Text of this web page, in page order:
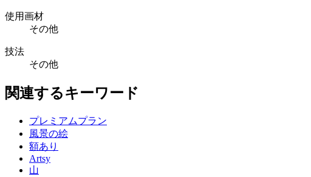
使用画材
その他
技法
その他
関連するキーワード
プレミアムプラン
風景の絵
額あり
Artsy
山